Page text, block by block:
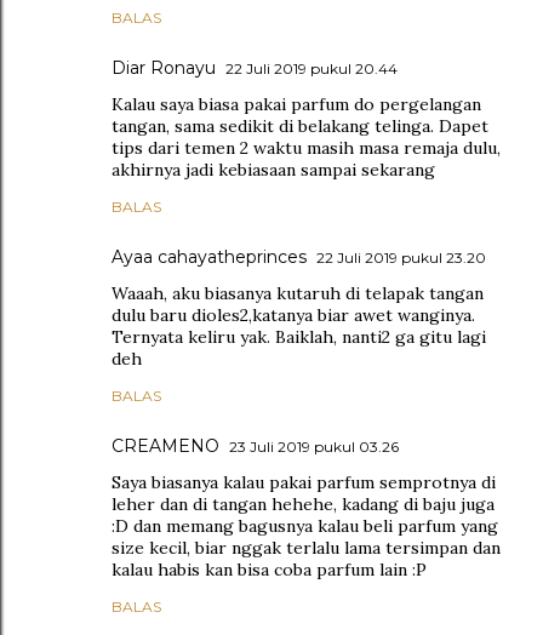
BALAS
Diar Ronayu 22 Juli 2019 pukul 20.44
Kalau saya biasa pakai parfum do pergelangan
tangan, sama sedikit di belakang telinga. Dapet
tips dari temen 2 waktu masih masa remaja dulu,
akhirnya jadi kebiasaan sampai sekarang
BALAS
Ayaa cahayatheprinces 22 Juli 2019 pukul 23.20
Waaah, aku biasanya kutaruh di telapak tangan
dulu baru dioles2,katanya biar awet wanginya.
Ternyata keliru yak. Baiklah, nanti2 ga gitu lagi
deh
BALAS
CREAMENO 23 Juli 2019 pukul 03.26
Saya biasanya kalau pakai parfum semprotnya di
leher dan di tangan hehehe, kadang di baju juga
:D dan memang bagusnya kalau beli parfum yang
size kecil, biar nggak terlalu lama tersimpan dan
kalau habis kan bisa coba parfum lain :P
BALAS